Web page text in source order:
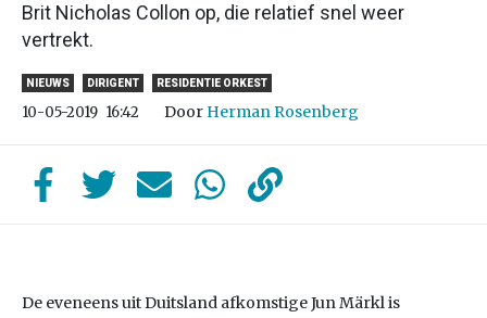
Brit Nicholas Collon op, die relatief snel weer
vertrekt.
NIEUWS DIRIGENT RESIDENTIE ORKEST
10-05-2019 16:42 Door Herman Rosenberg
De eveneens uit Duitsland afkomstige Jun Märkl is